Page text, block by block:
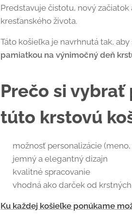
Predstavuje čistotu, nový začiatok
kresťanského života.
Táto košieľka je navrhnutá tak, aby
pamiatkou na výnimočný deň
Prečo si vybrať
túto krstovú
✔ možnosť personalizácie
✔ jemný a elegantný dizajn
✔ kvalitné spracovanie
✔ vhodná ako darček od
Ku každej košieľke ponúkame